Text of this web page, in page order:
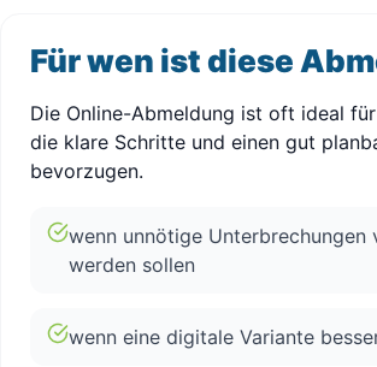
Für wen ist diese
Die Online-Abmeldung ist oft ideal
die klare Schritte und einen gut
bevorzugen.
wenn unnötige Unterbrechungen
werden sollen
wenn eine digitale Variante